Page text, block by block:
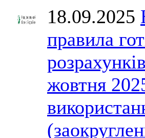
18.09.2025
правила
жовтня